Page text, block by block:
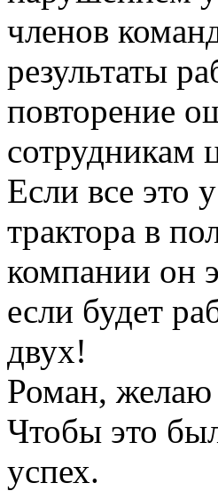
членов
результаты
повторение
сотрудникам
Если все это
трактора в
компании он
если будет
двух!
Роман, желаю
Чтобы это
успех.